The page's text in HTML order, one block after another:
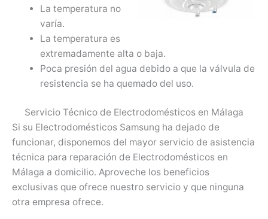
La temperatura no
varía.
La temperatura es
extremadamente alta o baja.
Poca presión del agua debido a que la válvula de
resistencia se ha quemado del uso.
Servicio Técnico de Electrodomésticos en Málaga
Si su Electrodomésticos Samsung ha dejado de
funcionar, disponemos del mayor servicio de asistencia
técnica para reparación de Electrodomésticos en
Málaga a domicilio. Aproveche los beneficios
exclusivas que ofrece nuestro servicio y que ninguna
otra empresa ofrece.